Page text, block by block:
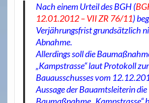
Nach einem Urteil des BGH (
12.01.2012 – VII ZR 76/11)
Verjährungsfrist grundsätzlich
Abnahme.
Allerdings soll die
„Kampstrasse“ laut Protokoll
Bauausschusses vom
Aussage der Bauamtsleiterin die